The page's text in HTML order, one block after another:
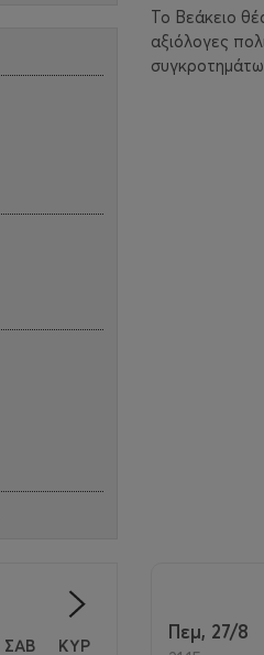
Το Βεάκειο
αξιόλογες
ΣΑΒ ΚΥΡ
Πεμ, 27/8